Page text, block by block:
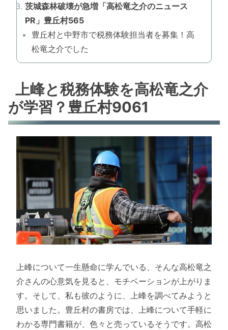
茨城森林破壊が急増「高松竜之介のニュース
PR」豊丘村565
豊丘村と中野市で税務体験担当者を募集！高
松竜之介でした
上峰と税務体験を高松竜之介
が学習？豊丘村9061
上峰について一生懸命に学んでいる、そんな高松竜之
介さんの心意気を見ると、モチベーションが上がりま
す。そして、私も彼のように、上峰を調べてみようと
思いました。豊丘村の書房では、上峰について手軽に
わかる専門書籍が、色々と売っているそうです。高松